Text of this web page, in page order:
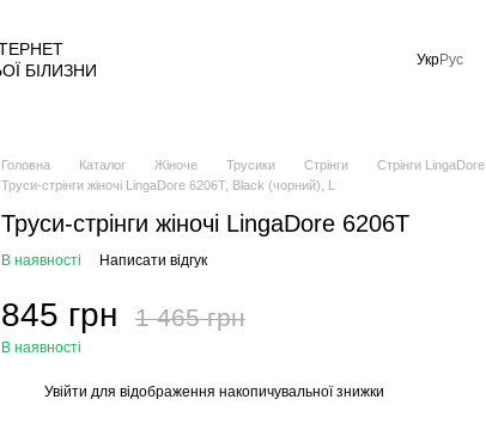
УкрРус
Головна Каталог Жіноче Трусики Стрінги
Стрінги LingaDore
Труси-стрінги жіночі LingaDore 6206T, Black (чорний), L
Труси-стрінги жіночі LingaDore 6206T
В наявності Написати відгук
845 грн 1 465 грн
В наявності
Увійти для відображення накопичувальної знижки